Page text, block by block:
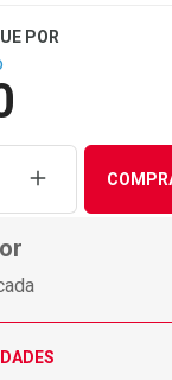
UNIDADEAUMENTAR